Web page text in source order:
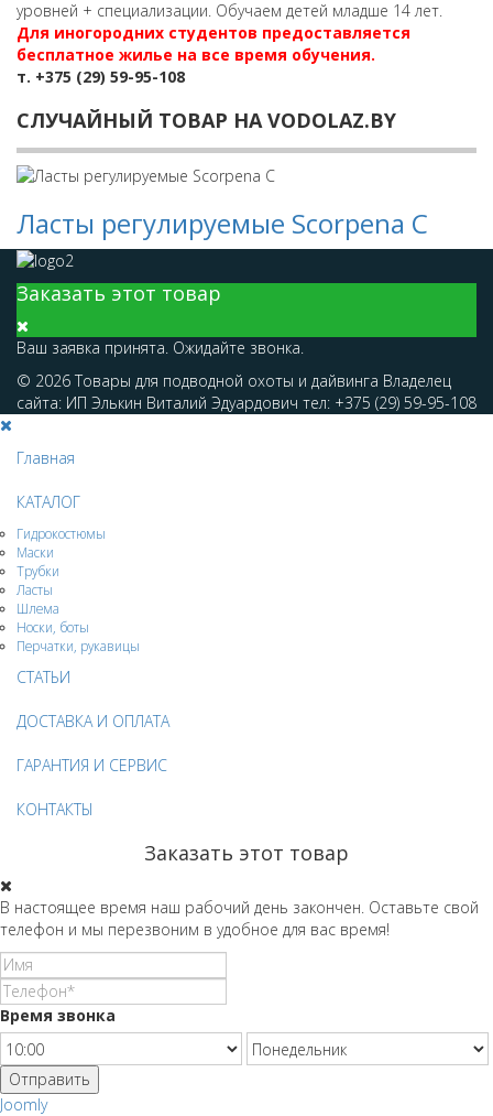
уровней + специализации. Обучаем детей младше 14 лет.
Для иногородних студентов предоставляется
бесплатное жилье на все время обучения.
т. +375 (29) 59-95-108
СЛУЧАЙНЫЙ ТОВАР НА VODOLAZ.BY
Ласты регулируемые Scorpena C
Заказать этот товар
Ваш заявка принята. Ожидайте звонка.
© 2026 Товары для подводной охоты и дайвинга Владелец
сайта: ИП Элькин Виталий Эдуардович тел: +375 (29) 59-95-108
Главная
КАТАЛОГ
Гидрокостюмы
Маски
Трубки
Ласты
Шлема
Носки, боты
Перчатки, рукавицы
СТАТЬИ
ДОСТАВКА И ОПЛАТА
ГАРАНТИЯ И СЕРВИС
КОНТАКТЫ
Заказать этот товар
В настоящее время наш рабочий день закончен. Оставьте свой
телефон и мы перезвоним в удобное для вас время!
Время звонка
Отправить
Joomly